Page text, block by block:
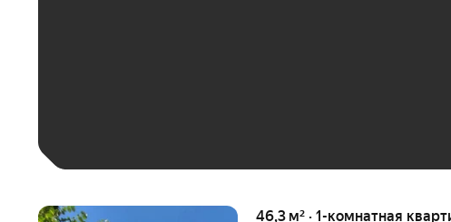
46,3 м² · 1-комнатная